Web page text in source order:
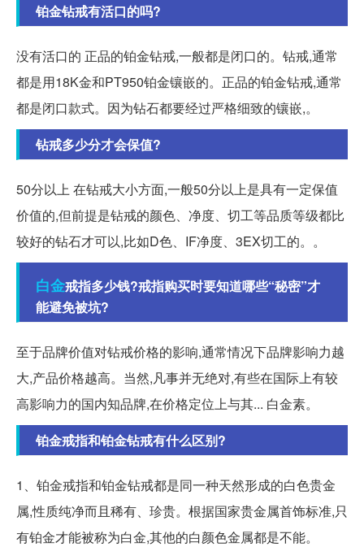
铂金钻戒有活口的吗?
没有活口的 正品的铂金钻戒,一般都是闭口的。钻戒,通常
都是用18K金和PT950铂金镶嵌的。正品的铂金钻戒,通常
都是闭口款式。因为钻石都要经过严格细致的镶嵌,。
钻戒多少分才会保值?
50分以上 在钻戒大小方面,一般50分以上是具有一定保值
价值的,但前提是钻戒的颜色、净度、切工等品质等级都比
较好的钻石才可以,比如D色、IF净度、3EX切工的。。
白金戒指多少钱?戒指购买时要知道哪些“秘密”才
能避免被坑?
至于品牌价值对钻戒价格的影响,通常情况下品牌影响力越
大,产品价格越高。当然,凡事并无绝对,有些在国际上有较
高影响力的国内知品牌,在价格定位上与其... 白金素。
铂金戒指和铂金钻戒有什么区别?
1、铂金戒指和铂金钻戒都是同一种天然形成的白色贵金
属,性质纯净而且稀有、珍贵。根据国家贵金属首饰标准,只
有铂金才能被称为白金,其他的白颜色金属都是不能。